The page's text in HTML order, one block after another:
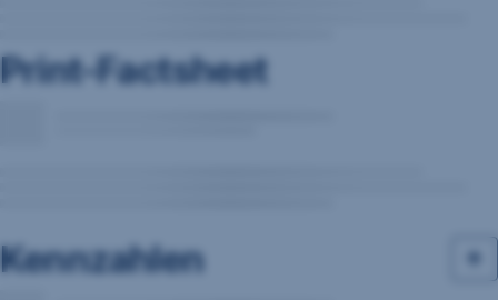
Print-Factsheet
Kennzahlen